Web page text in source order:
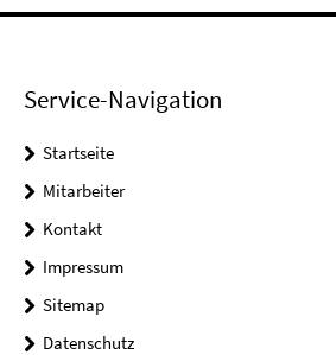
Service-Navigation
Startseite
Mitarbeiter
Kontakt
Impressum
Sitemap
Datenschutz